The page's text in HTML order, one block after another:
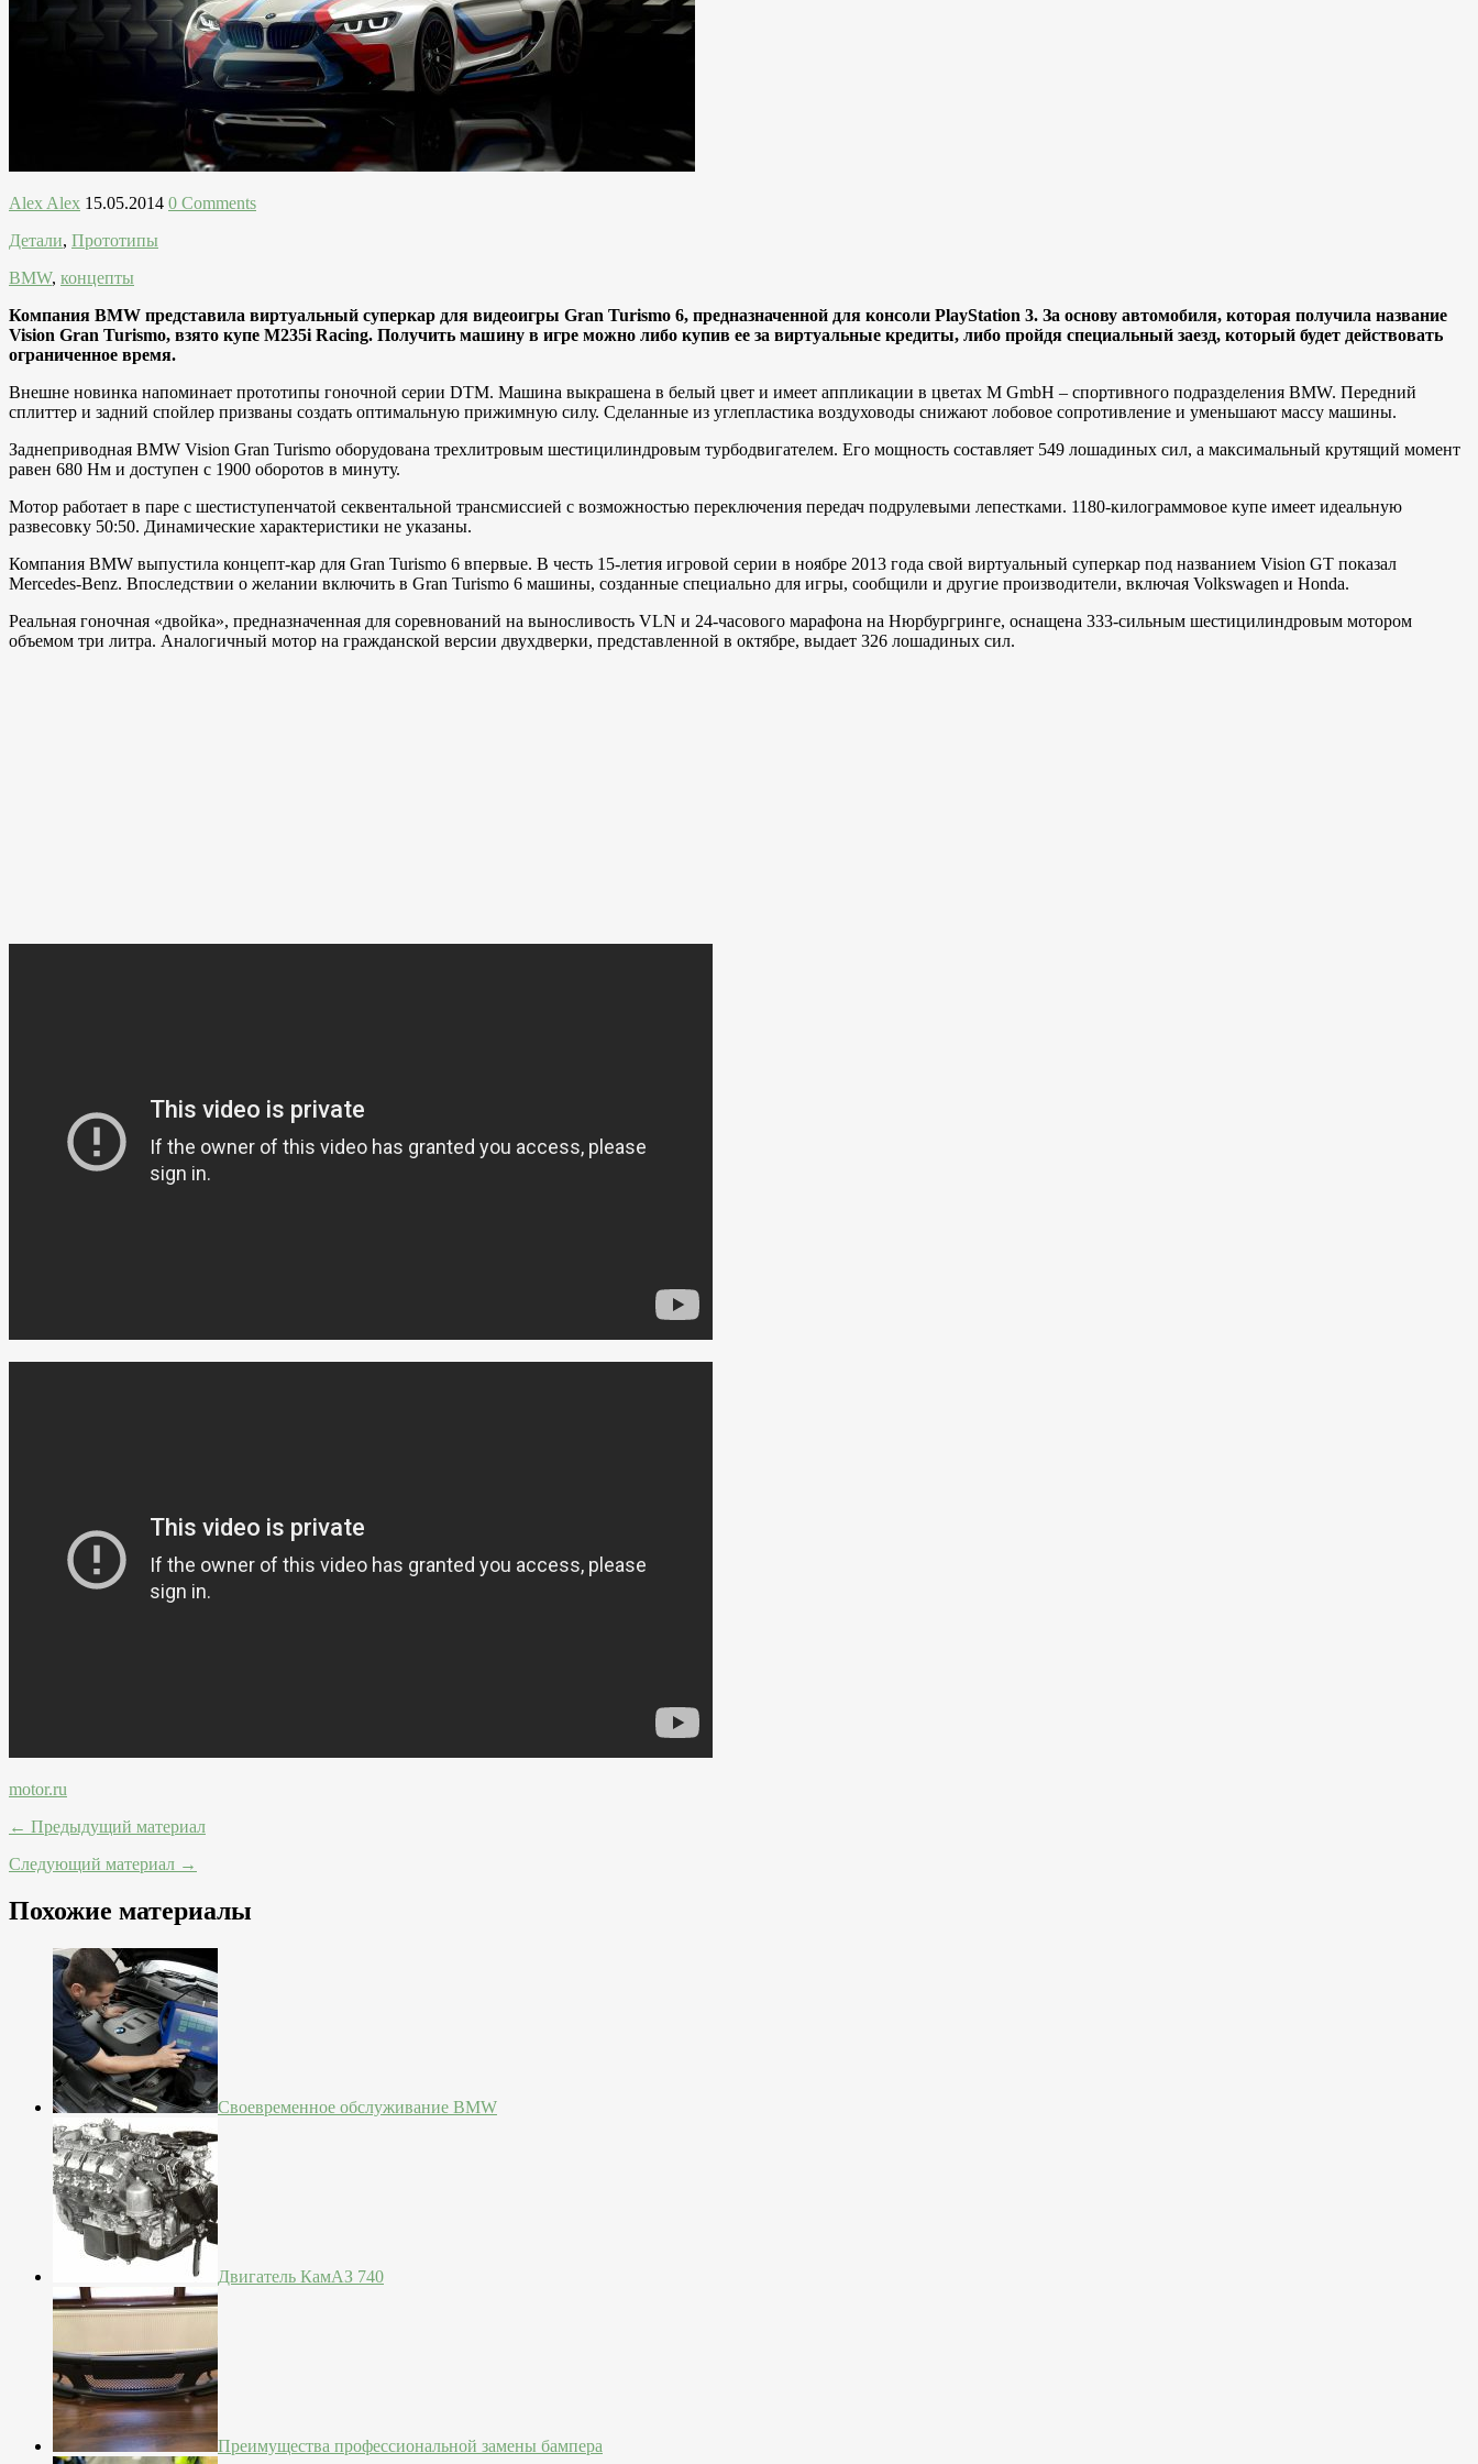
Alex Alex 15.05.2014 0 Comments
Детали, Прототипы
BMW, концепты
Компания BMW представила виртуальный суперкар для видеоигры Gran Turismo 6, предназначенной для консоли PlayStation 3. За основу автомобиля, которая получила название
Vision Gran Turismo, взято купе M235i Racing. Получить машину в игре можно либо купив ее за виртуальные кредиты, либо пройдя специальный заезд, который будет действовать
ограниченное время.
Внешне новинка напоминает прототипы гоночной серии DTM. Машина выкрашена в белый цвет и имеет аппликации в цветах M GmbH – спортивного подразделения BMW. Передний
сплиттер и задний спойлер призваны создать оптимальную прижимную силу. Сделанные из углепластика воздуховоды снижают лобовое сопротивление и уменьшают массу машины.
Заднеприводная BMW Vision Gran Turismo оборудована трехлитровым шестицилиндровым турбодвигателем. Его мощность составляет 549 лошадиных сил, а максимальный крутящий момент
равен 680 Нм и доступен с 1900 оборотов в минуту.
Мотор работает в паре с шестиступенчатой секвентальной трансмиссией с возможностью переключения передач подрулевыми лепестками. 1180-килограммовое купе имеет идеальную
развесовку 50:50. Динамические характеристики не указаны.
Компания BMW выпустила концепт-кар для Gran Turismo 6 впервые. В честь 15-летия игровой серии в ноябре 2013 года свой виртуальный суперкар под названием Vision GT показал
Mercedes-Benz. Впоследствии о желании включить в Gran Turismo 6 машины, созданные специально для игры, сообщили и другие производители, включая Volkswagen и Honda.
Реальная гоночная «двойка», предназначенная для соревнований на выносливость VLN и 24-часового марафона на Нюрбургринге, оснащена 333-сильным шестицилиндровым мотором
объемом три литра. Аналогичный мотор на гражданской версии двухдверки, представленной в октябре, выдает 326 лошадиных сил.
motor.ru
← Предыдущий материал
Следующий материал →
Похожие материалы
Своевременное обслуживание BMW
Двигатель КамАЗ 740
Преимущества профессиональной замены бампера